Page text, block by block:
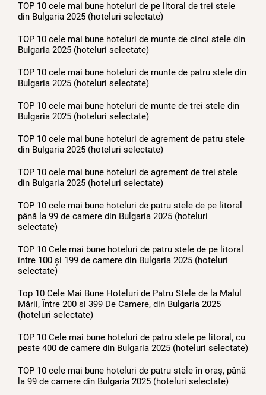
TOP 10 cele mai bune hoteluri de pe litoral de trei stele
din Bulgaria 2025 (hoteluri selectate)
TOP 10 cele mai bune hoteluri de munte de cinci stele din
Bulgaria 2025 (hoteluri selectate)
TOP 10 cele mai bune hoteluri de munte de patru stele din
Bulgaria 2025 (hoteluri selectate)
TOP 10 cele mai bune hoteluri de munte de trei stele din
Bulgaria 2025 (hoteluri selectate)
TOP 10 cele mai bune hoteluri de agrement de patru stele
din Bulgaria 2025 (hoteluri selectate)
TOP 10 cele mai bune hoteluri de agrement de trei stele
din Bulgaria 2025 (hoteluri selectate)
TOP 10 cele mai bune hoteluri de patru stele de pe litoral
până la 99 de camere din Bulgaria 2025 (hoteluri
selectate)
TOP 10 Cele mai bune hoteluri de patru stele de pe litoral
între 100 și 199 de camere din Bulgaria 2025 (hoteluri
selectate)
Top 10 Cele Mai Bune Hoteluri de Patru Stele de la Malul
Mării, Între 200 si 399 De Camere, din Bulgaria 2025
(hoteluri selectate)
TOP 10 Cele mai bune hoteluri de patru stele pe litoral, cu
peste 400 de camere din Bulgaria 2025 (hoteluri selectate)
TOP 10 cele mai bune hoteluri de patru stele în oraș, până
la 99 de camere din Bulgaria 2025 (hoteluri selectate)